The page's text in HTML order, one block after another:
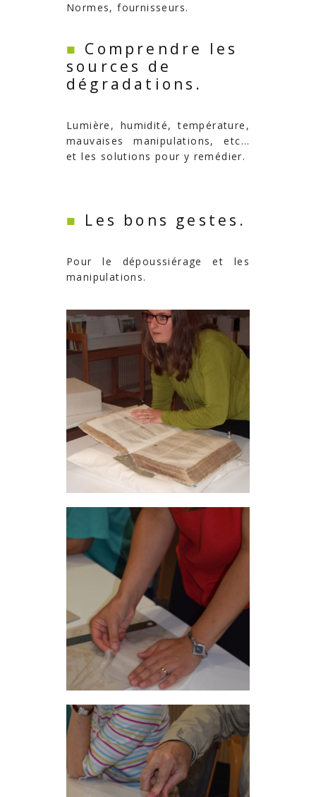
Normes, fournisseurs.
■ Comprendre les
sources de
dégradations.
Lumière, humidité, température,
mauvaises manipulations, etc…
et les solutions pour y remédier.
■ Les bons gestes.
Pour le dépoussiérage et les
manipulations.